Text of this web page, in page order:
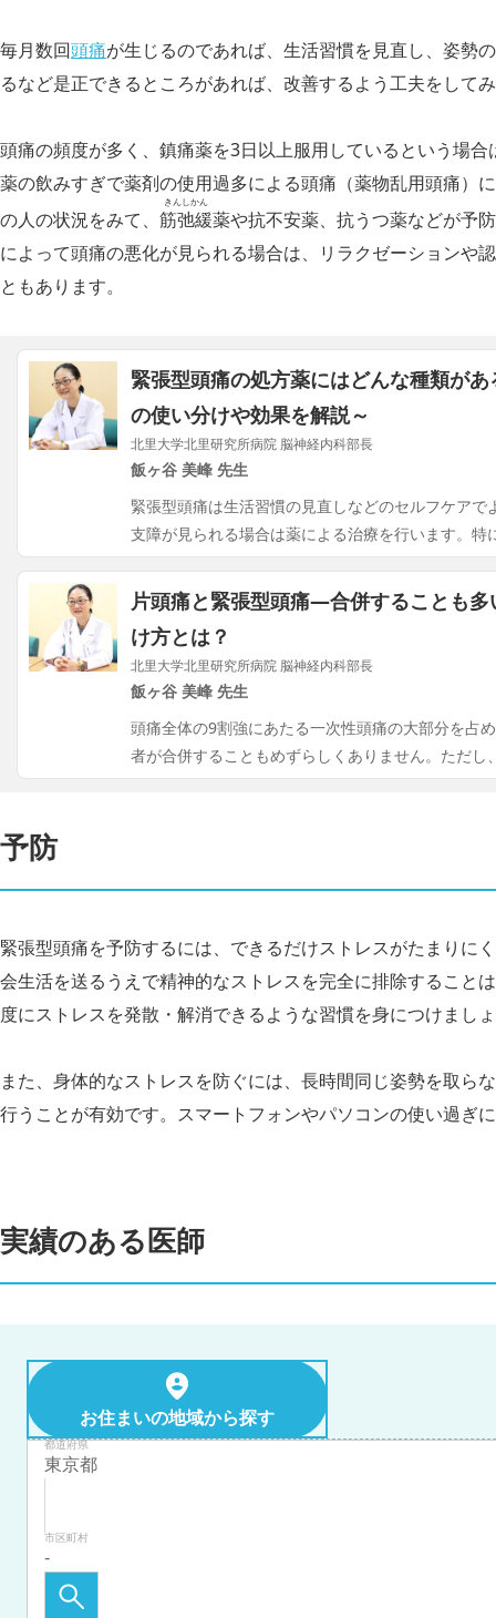
毎月数回頭痛が生じるのであれば、生活習慣を見直し、姿勢
るなど是正できるところがあれば、改善するよう工夫をして
頭痛の頻度が多く、鎮痛薬を3日以上服用しているという場
薬の飲みすぎで薬剤の使用過多による頭痛（薬物乱用頭痛）
の人の状況をみて、 筋弛緩
きんしかん
薬や抗不安薬、抗うつ薬などが予
によって頭痛の悪化が見られる場合は、リラクゼーションや
ともあります。
緊張型頭痛の処方薬にはどんな種類が
の使い分けや効果を解説～
北里大学北里研究所病院 脳神経内科部長
飯ヶ谷 美峰 先生
緊張型頭痛は生活習慣の見直しなどのセルフケア
支障が見られる場合は薬による治療を行います。特
片頭痛と緊張型頭痛―合併することも
け方とは？
北里大学北里研究所病院 脳神経内科部長
飯ヶ谷 美峰 先生
頭痛全体の9割強にあたる一次性頭痛の大部分を占
者が合併することもめずらしくありません。ただし
予防
緊張型頭痛を予防するには、できるだけストレスがたまりに
会生活を送るうえで精神的なストレスを完全に排除すること
度にストレスを発散・解消できるような習慣を身につけまし
また、身体的なストレスを防ぐには、長時間同じ姿勢を取ら
行うことが有効です。スマートフォンやパソコンの使い過ぎ
実績のある医師
お住まいの地域から探す
都道府県
市区町村